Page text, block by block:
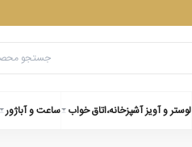
لوستر و آویز آشپزخانه،اتاق خواب ساعت و آباژور